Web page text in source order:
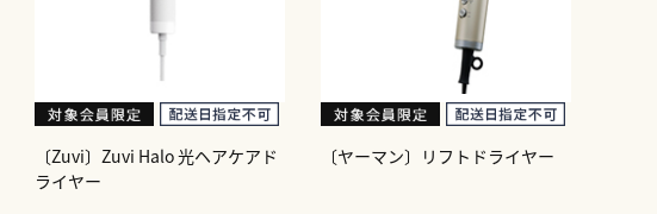
〔Zuvi〕Zuvi Halo 光ヘアケアド
ライヤー
〔ヤーマン〕リフトドライヤー